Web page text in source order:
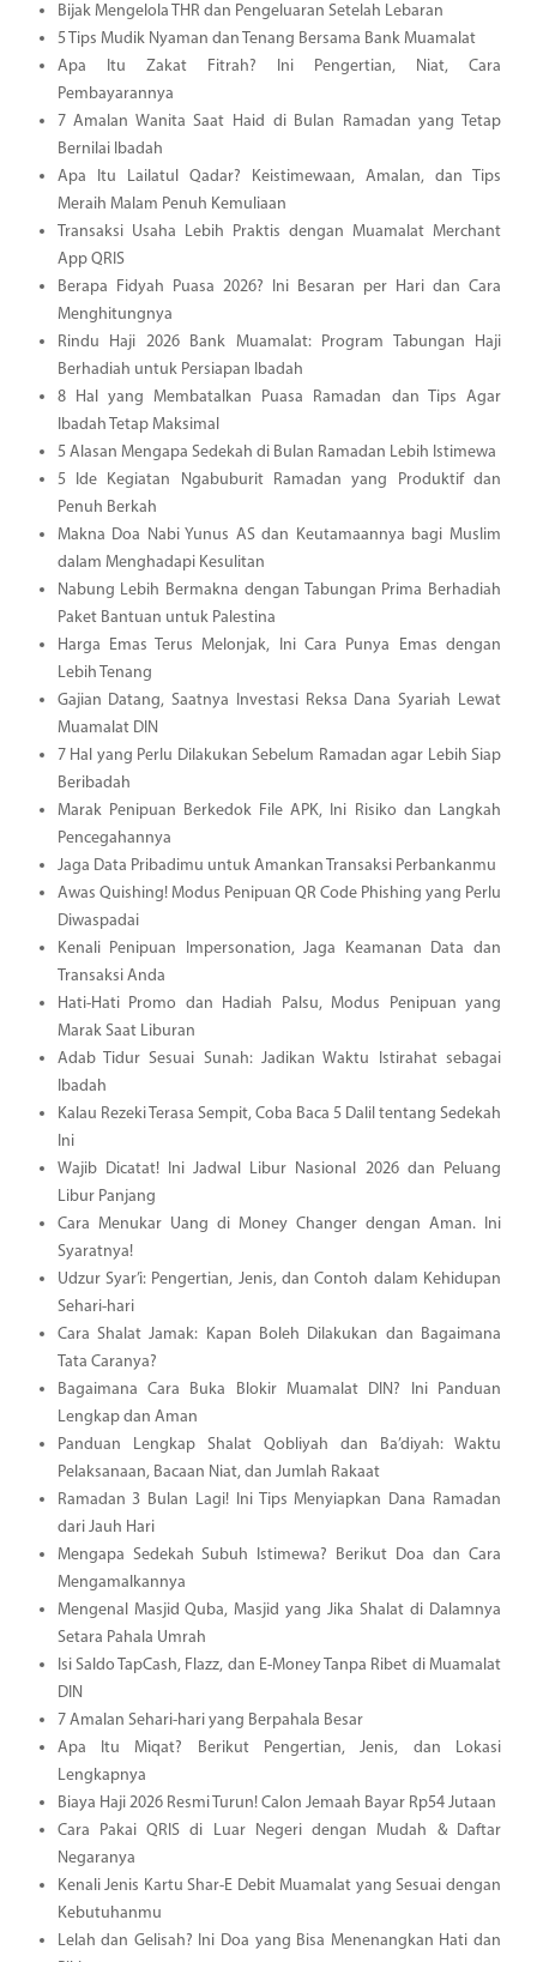
Bijak Mengelola THR dan Pengeluaran Setelah Lebaran
5 Tips Mudik Nyaman dan Tenang Bersama Bank Muamalat
Apa Itu Zakat Fitrah? Ini Pengertian, Niat, Cara
Pembayarannya
7 Amalan Wanita Saat Haid di Bulan Ramadan yang Tetap
Bernilai Ibadah
Apa Itu Lailatul Qadar? Keistimewaan, Amalan, dan Tips
Meraih Malam Penuh Kemuliaan
Transaksi Usaha Lebih Praktis dengan Muamalat Merchant
App QRIS
Berapa Fidyah Puasa 2026? Ini Besaran per Hari dan Cara
Menghitungnya
Rindu Haji 2026 Bank Muamalat: Program Tabungan Haji
Berhadiah untuk Persiapan Ibadah
8 Hal yang Membatalkan Puasa Ramadan dan Tips Agar
Ibadah Tetap Maksimal
5 Alasan Mengapa Sedekah di Bulan Ramadan Lebih Istimewa
5 Ide Kegiatan Ngabuburit Ramadan yang Produktif dan
Penuh Berkah
Makna Doa Nabi Yunus AS dan Keutamaannya bagi Muslim
dalam Menghadapi Kesulitan
Nabung Lebih Bermakna dengan Tabungan Prima Berhadiah
Paket Bantuan untuk Palestina
Harga Emas Terus Melonjak, Ini Cara Punya Emas dengan
Lebih Tenang
Gajian Datang, Saatnya Investasi Reksa Dana Syariah Lewat
Muamalat DIN
7 Hal yang Perlu Dilakukan Sebelum Ramadan agar Lebih Siap
Beribadah
Marak Penipuan Berkedok File APK, Ini Risiko dan Langkah
Pencegahannya
Jaga Data Pribadimu untuk Amankan Transaksi Perbankanmu
Awas Quishing! Modus Penipuan QR Code Phishing yang Perlu
Diwaspadai
Kenali Penipuan Impersonation, Jaga Keamanan Data dan
Transaksi Anda
Hati-Hati Promo dan Hadiah Palsu, Modus Penipuan yang
Marak Saat Liburan
Adab Tidur Sesuai Sunah: Jadikan Waktu Istirahat sebagai
Ibadah
Kalau Rezeki Terasa Sempit, Coba Baca 5 Dalil tentang Sedekah
Ini
Wajib Dicatat! Ini Jadwal Libur Nasional 2026 dan Peluang
Libur Panjang
Cara Menukar Uang di Money Changer dengan Aman. Ini
Syaratnya!
Udzur Syar’i: Pengertian, Jenis, dan Contoh dalam Kehidupan
Sehari-hari
Cara Shalat Jamak: Kapan Boleh Dilakukan dan Bagaimana
Tata Caranya?
Bagaimana Cara Buka Blokir Muamalat DIN? Ini Panduan
Lengkap dan Aman
Panduan Lengkap Shalat Qobliyah dan Ba’diyah: Waktu
Pelaksanaan, Bacaan Niat, dan Jumlah Rakaat
Ramadan 3 Bulan Lagi! Ini Tips Menyiapkan Dana Ramadan
dari Jauh Hari
Mengapa Sedekah Subuh Istimewa? Berikut Doa dan Cara
Mengamalkannya
Mengenal Masjid Quba, Masjid yang Jika Shalat di Dalamnya
Setara Pahala Umrah
Isi Saldo TapCash, Flazz, dan E-Money Tanpa Ribet di Muamalat
DIN
7 Amalan Sehari-hari yang Berpahala Besar
Apa Itu Miqat? Berikut Pengertian, Jenis, dan Lokasi
Lengkapnya
Biaya Haji 2026 Resmi Turun! Calon Jemaah Bayar Rp54 Jutaan
Cara Pakai QRIS di Luar Negeri dengan Mudah & Daftar
Negaranya
Kenali Jenis Kartu Shar-E Debit Muamalat yang Sesuai dengan
Kebutuhanmu
Lelah dan Gelisah? Ini Doa yang Bisa Menenangkan Hati dan